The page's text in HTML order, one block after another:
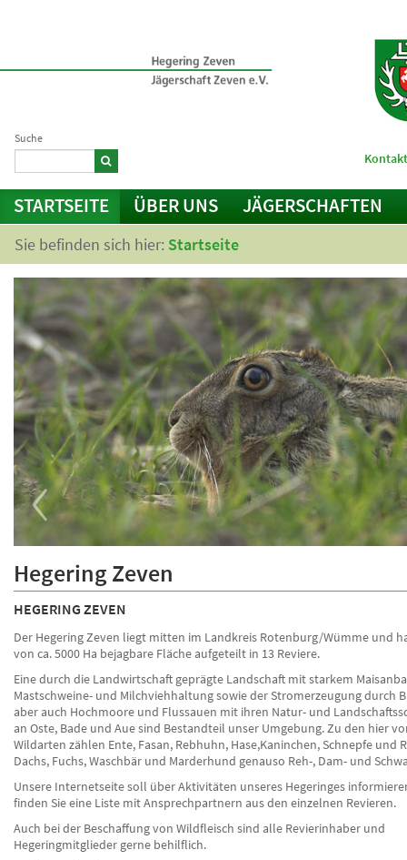
Suche
STARTSEITE ÜBER UNS JÄGERSCHAFTEN
Sie befinden sich hier: Startseite
Über uns
Informationen über den Hegering
‹
Hegering Zeven
HEGERING ZEVEN
Der Hegering Zeven liegt mitten im Landkreis Rotenburg/Wümme und
von ca. 5000 Ha bejagbare Fläche aufgeteilt in 13 Reviere.
Eine durch die Landwirtschaft geprägte Landschaft mit starkem
Mastschweine- und Milchviehhaltung sowie der Stromerzeugung durch
aber auch Hochmoore und Flussauen mit ihren Natur- und
an Oste, Bade und Aue sind Bestandteil unser Umgebung. Zu den hier
Wildarten zählen Ente, Fasan, Rebhuhn, Hase,Kaninchen, Schnepfe und
Dachs, Fuchs, Waschbär und Marderhund genauso Reh-, Dam- und
Unsere Internetseite soll über Aktivitäten unseres Hegeringes
finden Sie eine Liste mit Ansprechpartnern aus den einzelnen Revieren.
Auch bei der Beschaffung von Wildfleisch sind alle Revierinhaber und
Hegeringmitglieder gerne behilflich.